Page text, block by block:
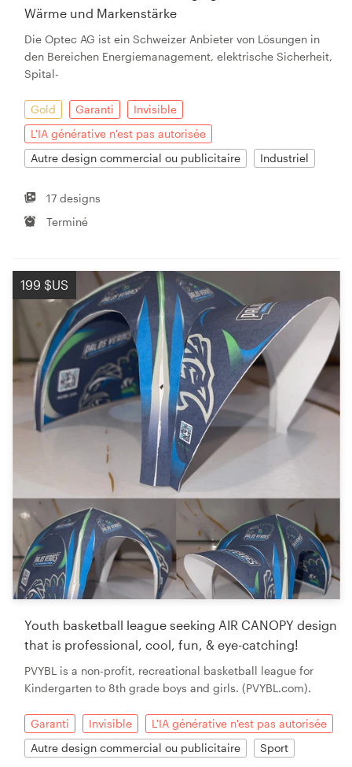
Wärme und Markenstärke
Die Optec AG ist ein Schweizer Anbieter von Lösungen in
den Bereichen Energiemanagement, elektrische Sicherheit,
Spital-
Gold Garanti
Invisible
L'IA générative n'est pas autorisée
Autre design commercial ou publicitaire
Industriel
17 designs
Terminé
199 $US
Youth basketball league seeking AIR CANOPY design
that is professional, cool, fun, & eye-catching!
PVYBL is a non-profit, recreational basketball league for
Kindergarten to 8th grade boys and girls. (PVYBL.com).
Garanti Invisible
L'IA générative n'est pas autorisée
Autre design commercial ou publicitaire
Sport